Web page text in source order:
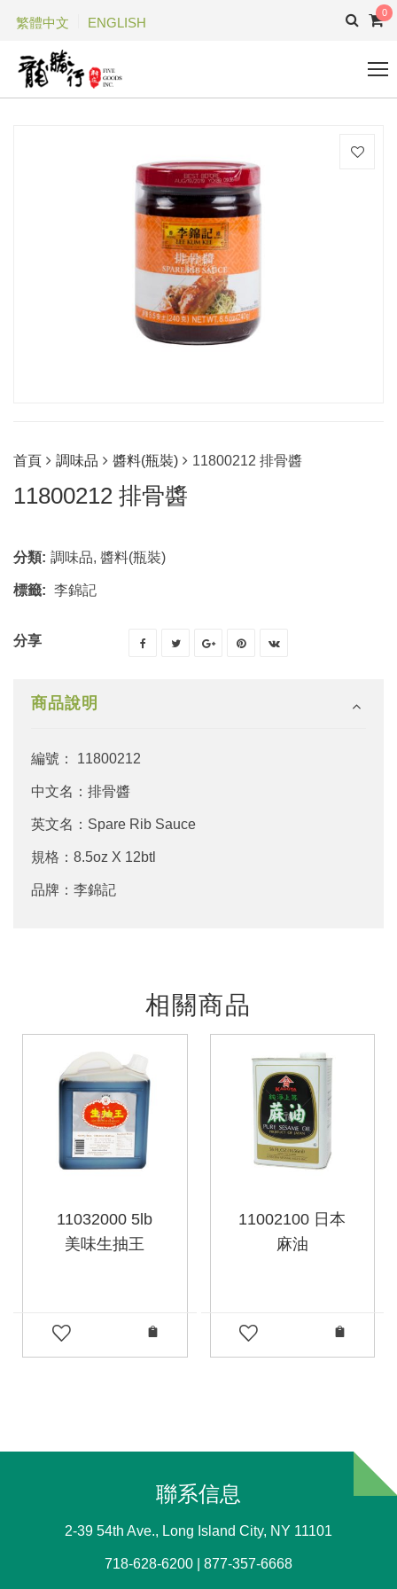
繁體中文 ENGLISH
0
首頁 調味品 醬料(瓶裝) 11800212 排骨醬
11800212 排骨醬
分類: 調味品, 醬料(瓶裝)
標籤: 李錦記
分享
商品說明
編號： 11800212
中文名：排骨醬
英文名：Spare Rib Sauce
規格：8.5oz X 12btl
品牌：李錦記
相關商品
11032000 5lb
美味生抽王
11002100 日本
麻油
聯系信息
2-39 54th Ave., Long Island City, NY 11101
718-628-6200 | 877-357-6668